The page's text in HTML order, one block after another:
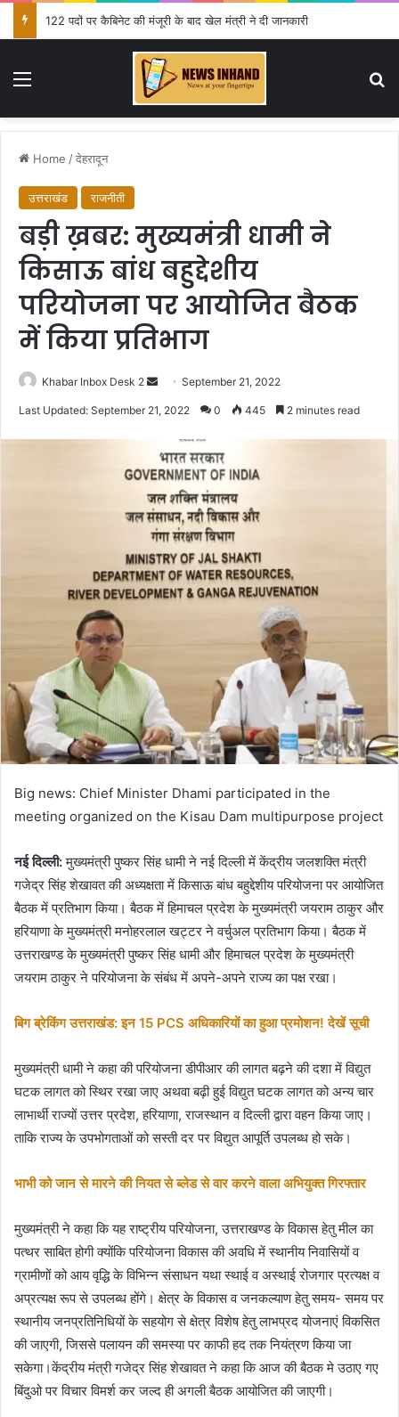
122 पदों पर कैबिनेट की मंजूरी के बाद खेल मंत्री ने दी जानकारी
Menu
Home /देहरादून
उत्तराखंड राजनीती
बड़ी ख़बर: मुख्यमंत्री धामी ने
किसाऊ बांध बहुद्देशीय
परियोजना पर आयोजित बैठक
में किया प्रतिभाग
Khabar Inbox Desk 2
SendSeptember 21, 2022
Last Updated: September 21, 2022 0 445 2 minutes read
Big news: Chief Minister Dhami participated in the
meeting organized on the Kisau Dam multipurpose project
नई दिल्ली:मुख्यमंत्री पुष्कर सिंह धामी ने नई दिल्ली में केंद्रीय जलशक्ति मंत्री
गजेद्र सिंह शेखावत की अध्यक्षता में किसाऊ बांध बहुद्देशीय परियोजना पर आयोजित
बैठक में प्रतिभाग किया। बैठक में हिमाचल प्रदेश के मुख्यमंत्री जयराम ठाकुर और
हरियाणा के मुख्यमंत्री मनोहरलाल खट्टर ने वर्चुअल प्रतिभाग किया। बैठक में
उत्तराखण्ड के मुख्यमंत्री पुष्कर सिंह धामी और हिमाचल प्रदेश के मुख्यमंत्री
जयराम ठाकुर ने परियोजना के संबंध में अपने-अपने राज्य का पक्ष रखा।
बिग ब्रेकिंग उत्तराखंड: इन 15 PCS अधिकारियों का हुआ प्रमोशन! देखें सूची
मुख्यमंत्री धामी ने कहा की परियोजना डीपीआर की लागत बढ़ने की दशा में विद्युत
घटक लागत को स्थिर रखा जाए अथवा बढ़ी हुई विद्युत घटक लागत को अन्य चार
लाभार्थी राज्यों उत्तर प्रदेश, हरियाणा, राजस्थान व दिल्ली द्वारा वहन किया जाए।
ताकि राज्य के उपभोगताओं को सस्ती दर पर विद्युत आपूर्ति उपलब्ध हो सके।
भाभी को जान से मारने की नियत से ब्लेड से वार करने वाला अभियुक्त गिरफ्तार
मुख्यमंत्री ने कहा कि यह राष्ट्रीय परियोजना, उत्तराखण्ड के विकास हेतु मील का
पत्थर साबित होगी क्योंकि परियोजना विकास की अवधि में स्थानीय निवासियों व
ग्रामीणों को आय वृद्धि के विभिन्न संसाधन यथा स्थाई व अस्थाई रोजगार प्रत्यक्ष व
अप्रत्यक्ष रूप से उपलब्ध होंगे। क्षेत्र के विकास व जनकल्याण हेतु समय- समय पर
स्थानीय जनप्रतिनिधियों के सहयोग से क्षेत्र विशेष हेतु लाभप्रद योजनाएं विकसित
की जाएगी, जिससे पलायन की समस्या पर काफी हद तक नियंत्रण किया जा
सकेगा।केंद्रीय मंत्री गजेद्र सिंह शेखावत ने कहा कि आज की बैठक मे उठाए गए
बिंदुओ पर विचार विमर्श कर जल्द ही अगली बैठक आयोजित की जाएगी।